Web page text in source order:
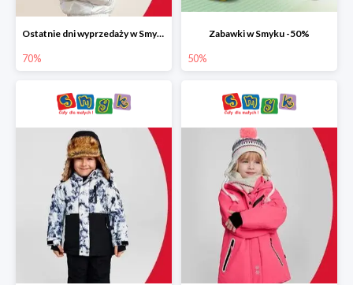
Ostatnie dni wyprzedaży w Smyku do -70%
70%
Zabawki w Smyku -50%
50%